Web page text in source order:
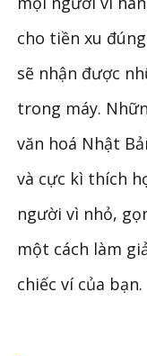
cho tiền xu
sẽ nhận được
trong máy.
văn hoá Nhật
và cực kì thích
người vì nhỏ,
một cách làm
chiếc ví của bạn.